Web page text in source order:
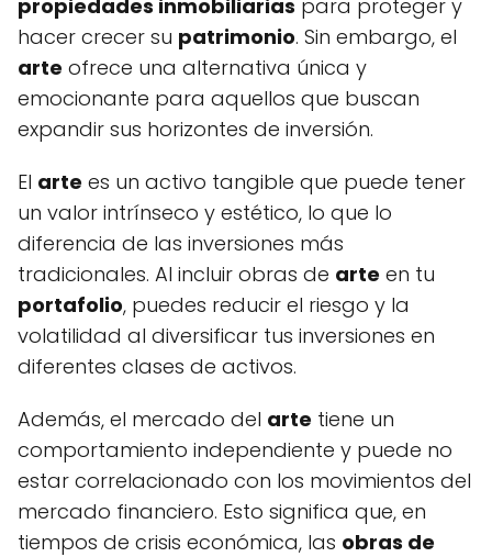
propiedades inmobiliarias para proteger y
hacer crecer su patrimonio. Sin embargo, el
arte ofrece una alternativa única y
emocionante para aquellos que buscan
expandir sus horizontes de inversión.
El arte es un activo tangible que puede tener
un valor intrínseco y estético, lo que lo
diferencia de las inversiones más
tradicionales. Al incluir obras de arte en tu
portafolio, puedes reducir el riesgo y la
volatilidad al diversificar tus inversiones en
diferentes clases de activos.
Además, el mercado del arte tiene un
comportamiento independiente y puede no
estar correlacionado con los movimientos del
mercado financiero. Esto significa que, en
tiempos de crisis económica, las obras de